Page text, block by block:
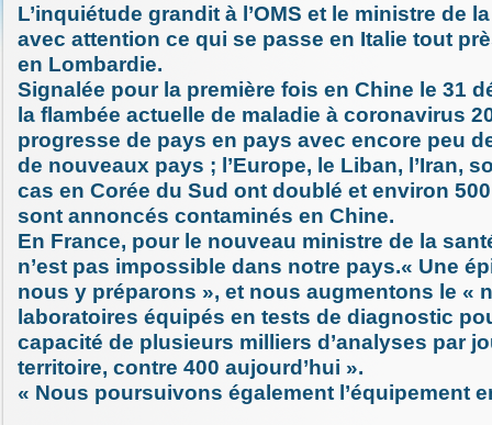
L’inquiétude grandit à l’OMS et le ministre de
avec attention ce qui se passe en Italie tout
en Lombardie.
Signalée pour la première fois en Chine le 31
la flambée actuelle de maladie à coronavirus
progresse de pays en pays avec encore peu
de nouveaux pays ; l’Europe, le Liban, l’Iran,
cas en Corée du Sud ont doublé et environ
sont annoncés contaminés en Chine.
En France, pour le nouveau ministre de la
n’est pas impossible dans notre pays.« Une
nous y préparons », et nous augmentons le «
laboratoires équipés en tests de diagnostic
capacité de plusieurs milliers d’analyses par
territoire, contre 400 aujourd’hui ».
« Nous poursuivons également l’équipement